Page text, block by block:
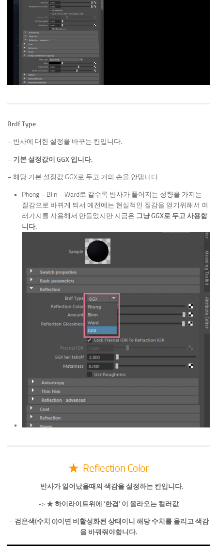
Brdf Type
– 반사에 대한 설정을 바꾸는 칸입니다.
– 기본 설정값이 GGX 입니다.
– 해당 기본 설정값 GGX로 두고 거의 손을 안댑니다.
Phong – Blin – Ward로 갈수록 반사가 풀어지는 성향을 가지는
질감으로 바뀌게 되서 예전에는 현실적인 질감을 얻기위해서 여
러가지를 사용해서 만들었지만 지금은 그냥 GGX로 두고 사용합
니다.
★ Reflection Color
– 반사가 일어났을때의 색감을 설정하는 칸입니다.
-> ★ 하이라이트위에 ‘한겹’ 이 올라오는 컬러값
– 검은색(수치 0)이면 비활성화된 상태이니 해당 수치를 올리고 색감
을 바꿔줘야합니다.